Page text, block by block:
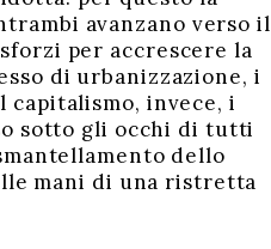
avanzano verso il
per accrescere la
di urbanizzazione, i
capitalismo, invece, i
sotto gli occhi di tutti
dello
mani di una ristretta